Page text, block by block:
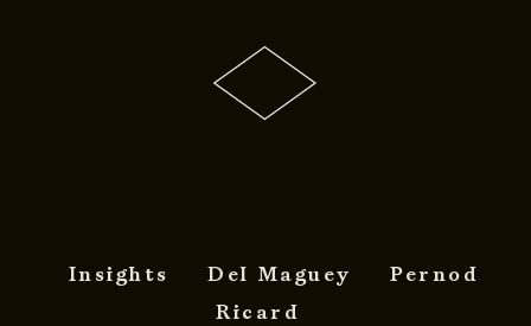
Insights Del Maguey
Pernod
Ricard